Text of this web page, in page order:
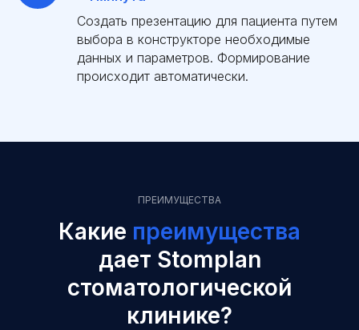
Создать презентацию для пациента путем
выбора в конструкторе необходимые
данных и параметров. Формирование
происходит автоматически.
ПРЕИМУЩЕСТВА
Какие преимущества
дает Stomplan
стоматологической
клинике?